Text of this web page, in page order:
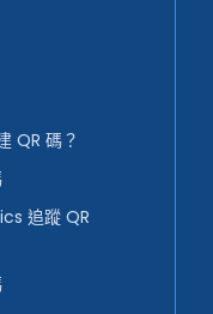
QR 碼？
追蹤 QR